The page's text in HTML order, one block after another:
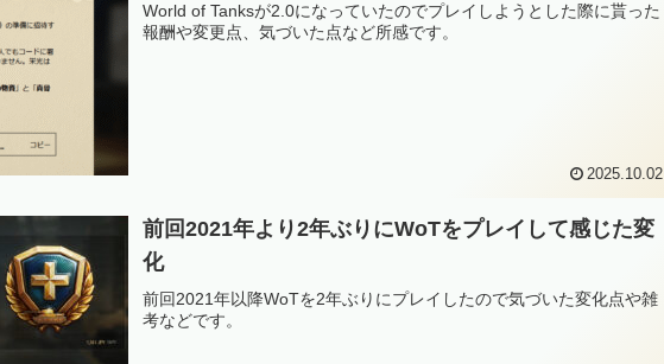
World of Tanksが2.0になっていたのでプレイしようとした際に貰った
報酬や変更点、気づいた点など所感です。
2025.10.02
前回2021年より2年ぶりにWoTをプレイして感じた変
化
前回2021年以降WoTを2年ぶりにプレイしたので気づいた変化点や雑
考などです。